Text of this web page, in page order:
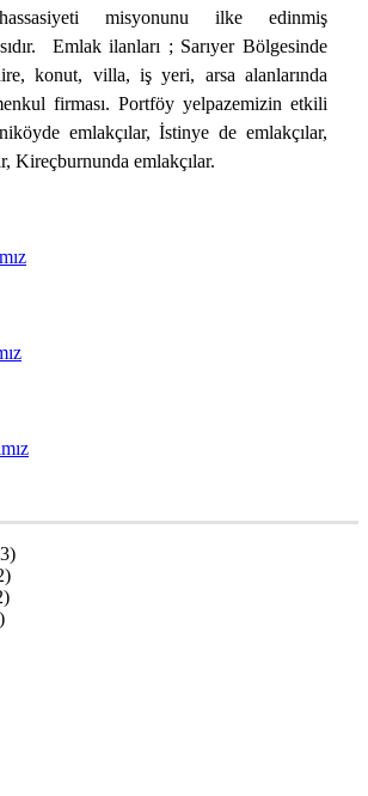
misyonunu ilke edinmiş
Emlak ilanları ; Sarıyer Bölgesinde
konut, villa, iş yeri, arsa alanlarında
firması. Portföy yelpazemizin etkili
emlakçılar, İstinye de emlakçılar,
Kireçburnunda emlakçılar.